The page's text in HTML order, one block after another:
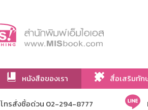
หนังสือของเรา สื่อเสริมทัก
เกี่ยวกับเรา
โทรสั่งซื้อด่วน 02-294-8777